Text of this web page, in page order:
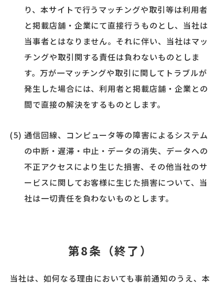
り、本サイトで行うマッチングや取引等は利用者
と掲載店舗・企業にて直接行うものとし、当社は
当事者とはなりません。それに伴い、当社はマッ
チングや取引関する責任は負わないものとしま
す。万が一マッチングや取引に関してトラブルが
発生した場合には、利用者と掲載店舗・企業との
間で直接の解決をするものとします。
通信回線、コンピュータ等の障害によるシステム
の中断・遅滞・中止・データの消失、データへの
不正アクセスにより生じた損害、その他当社のサ
ービスに関してお客様に生じた損害について、当
社は一切責任を負わないものとします。
第8条（終了）
当社は、如何なる理由においても事前通知のうえ、本